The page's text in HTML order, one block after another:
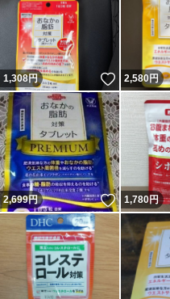
1,308円 いいね！
2,580円
2,699円 いいね！
1,780円